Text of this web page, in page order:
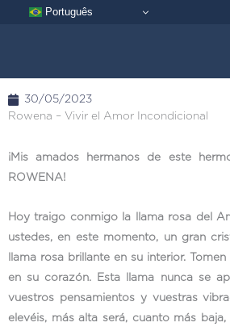
Português
30/05/2023
Rowena – Vivir el Amor Incondicional
¡Mis amados hermanos de este
ROWENA!
Hoy traigo conmigo la llama rosa del
ustedes, en este momento, un gran
llama rosa brillante en su interior.
en su corazón. Esta llama nunca se
vuestros pensamientos y vuestras
elevéis, más alta será, cuanto más